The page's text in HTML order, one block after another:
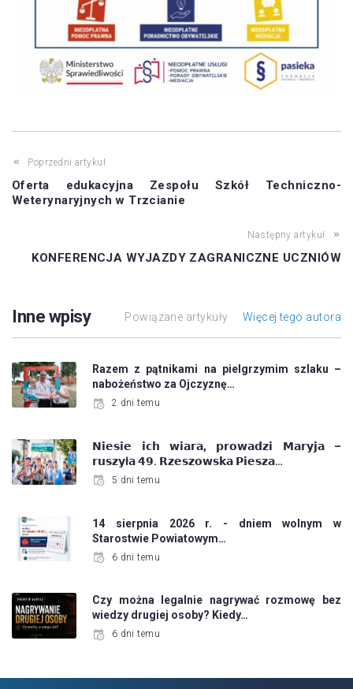
Poprzedni artykuł
Oferta edukacyjna Zespołu Szkół Techniczno-
Weterynaryjnych w Trzcianie
Następny artykuł
KONFERENCJA WYJAZDY ZAGRANICZNE UCZNIÓW
Inne wpisy Powiązane artykuły Więcej tego autora
Razem z pątnikami na pielgrzymim szlaku –
nabożeństwo za Ojczyznę…
2 dni temu
𝗡𝗶𝗲𝘀𝗶𝗲 𝗶𝗰𝗵 𝘄𝗶𝗮𝗿𝗮, 𝗽𝗿𝗼𝘄𝗮𝗱𝘇𝗶 𝗠𝗮𝗿𝘆𝗷𝗮 –
𝗿𝘂𝘀𝘇𝘆ł𝗮 𝟰𝟵. 𝗥𝘇𝗲𝘀𝘇𝗼𝘄𝘀𝗸𝗮 𝗣𝗶𝗲𝘀𝘇𝗮…
5 dni temu
14 sierpnia 2026 r. - dniem wolnym w
Starostwie Powiatowym…
6 dni temu
Czy można legalnie nagrywać rozmowę bez
wiedzy drugiej osoby? Kiedy…
6 dni temu